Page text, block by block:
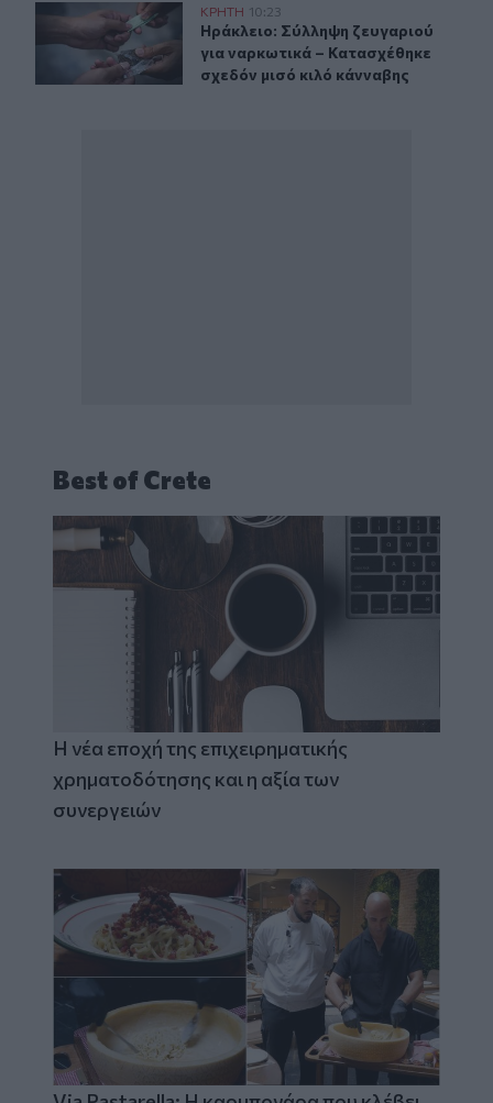
Ηράκλειο: Σύλληψη ζευγαριού για ναρκωτικά –
ΚΡΗΤΗ 10:23
Ηράκλειο: Σύλληψη ζευγαριού για
Ηράκλειο: Σύλληψη ζευγαριού
για ναρκωτικά – Κατασχέθηκε
σχεδόν μισό κιλό κάνναβης
Best of Crete
Η νέα εποχή της επιχειρηματικής
χρηματοδότησης και η αξία των
συνεργειών